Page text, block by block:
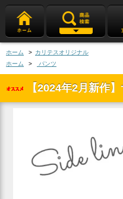
ホーム > カリテスオリジナル
ホーム
> パンツ
【2024年2月新作